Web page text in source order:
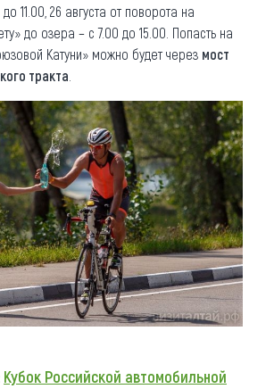
11.00, 26 августа от поворота на
до озера – с 7.00 до 15.00. Попасть на
Катуни» можно будет через мост
тракта
Кубок Российской автомобильной